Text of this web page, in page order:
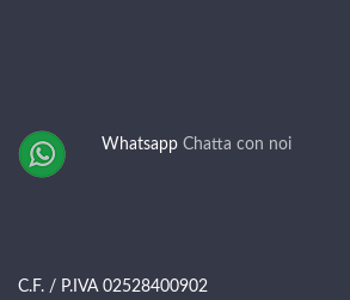
Whatsapp Chatta con noi
C.F. / P.IVA 02528400902